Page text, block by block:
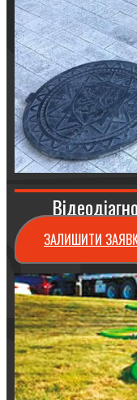
ЗАЛИШИТИ